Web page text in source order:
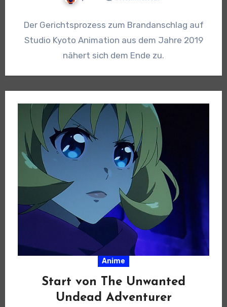
Der Gerichtsprozess zum Brandanschlag auf
Studio Kyoto Animation aus dem Jahre 2019
nähert sich dem Ende zu.
Anime
Start von The Unwanted
Undead Adventurer